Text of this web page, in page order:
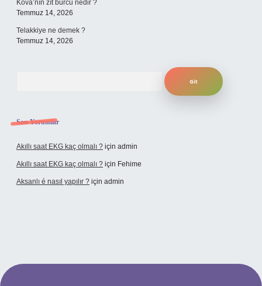
Kova’nın zıt burcu nedir ?
Temmuz 14, 2026
Telakkiye ne demek ?
Temmuz 14, 2026
Son Yorumlar
Akıllı saat EKG kaç olmalı ? için admin
Akıllı saat EKG kaç olmalı ? için Fehime
Aksanlı é nasıl yapılır ? için admin